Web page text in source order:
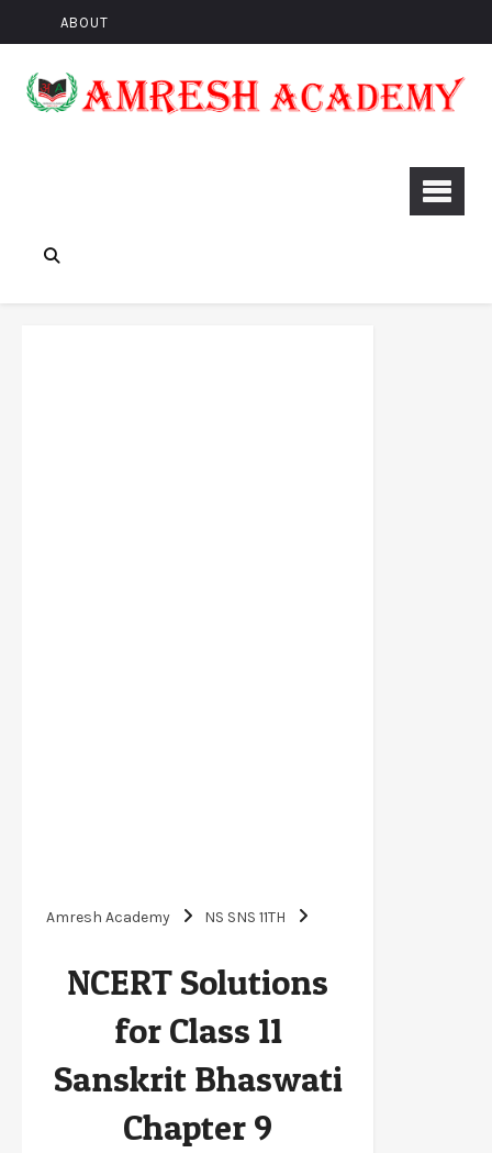
ABOUT
Amresh Academy NS SNS 11TH
Bhaswati Chapter 9 वस्त्रविक्रयः
NCERT Solutions
for Class 11
Sanskrit Bhaswati
Chapter 9